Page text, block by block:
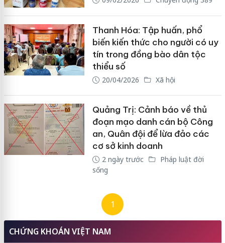
Thanh Hóa: Tập huấn, phổ
biến kiến thức cho người có uy
tín trong đồng bào dân tộc
thiểu số
20/04/2026 Xã hội
Quảng Trị: Cảnh báo về thủ
đoạn mạo danh cán bộ Công
an, Quân đội để lừa đảo các
cơ sở kinh doanh
2 ngày trước
Pháp luật đời
sống
1
CHỨNG KHOÁN VIỆT NAM